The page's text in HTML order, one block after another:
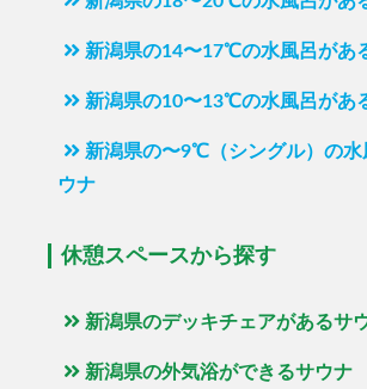
新潟県の14〜17℃の水風呂があ
新潟県の10〜13℃の水風呂があ
新潟県の〜9℃（シングル）の水
ウナ
休憩スペースから探す
新潟県のデッキチェアがあるサ
新潟県の外気浴ができるサウナ